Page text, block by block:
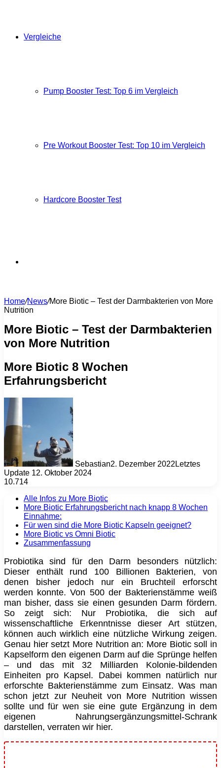
Vergleiche
Pump Booster Test: Top 6 im Vergleich
Pre Workout Booster Test: Top 10 im Vergleich
Hardcore Booster Test
nach
Home/News/More Biotic – Test der Darmbakterien von More
Nutrition
More Biotic – Test der Darmbakterien
von More Nutrition
More Biotic 8 Wochen
Erfahrungsbericht
Sebastian2. Dezember 2022 Letztes
Update 12. Oktober 2024
10.714
Alle Infos zu More Biotic
More Biotic Erfahrungsbericht nach knapp 8 Wochen
Einnahme:
Für wen sind die More Biotic Kapseln geeignet?
More Biotic vs Omni Biotic
Zusammenfassung
Probiotika sind für den Darm besonders nützlich:
Dieser enthält rund 100 Billionen Bakterien, von
denen bisher jedoch nur ein Bruchteil erforscht
werden konnte. Von 500 der Bakterienstämme weiß
man bisher, dass sie einen gesunden Darm fördern.
So zeigt sich: Nur Probiotika, die sich auf
wissenschaftliche Erkenntnisse dieser Art stützen,
können auch wirklich eine nützliche Wirkung zeigen.
Genau hier setzt More Nutrition an: More Biotic soll in
Kapselform den eigenen Darm auf die Sprünge helfen
– und das mit 32 Milliarden Kolonie-bildenden
Einheiten pro Kapsel. Dabei kommen natürlich nur
erforschte Bakterienstämme zum Einsatz. Was man
schon jetzt zur Neuheit von More Nutrition wissen
sollte und für wen sie eine gute Ergänzung in dem
eigenen Nahrungsergänzungsmittel-Schrank
darstellen, verraten wir hier.